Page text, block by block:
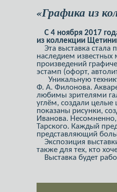
«Графика из
С 4 ноября 2017
из коллекции
Эта выставка стала
наследием известных
произведений
эстамп (офорт,
Уникальную
Ф. А. Филонова.
любимы зрителями
углём, создали
показаны рисунки,
Иванова. Несомненно,
Тарского. Каждый
представляющий
Экспозиция
также для тех, кто
Выставка будет